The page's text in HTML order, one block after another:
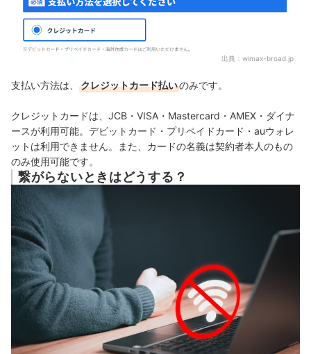
出典： wimax-broad.jp
支払い方法は、 クレジットカード払いのみです。
クレジットカードは、JCB・VISA・Mastercard・AMEX・ダイナ
ースが利用可能。 デビットカード・プリペイドカード・auウォレ
ットは利用できません。また、カードの名義は契約者本人のもの
のみ使用可能です。
繋がらないときはどうする？